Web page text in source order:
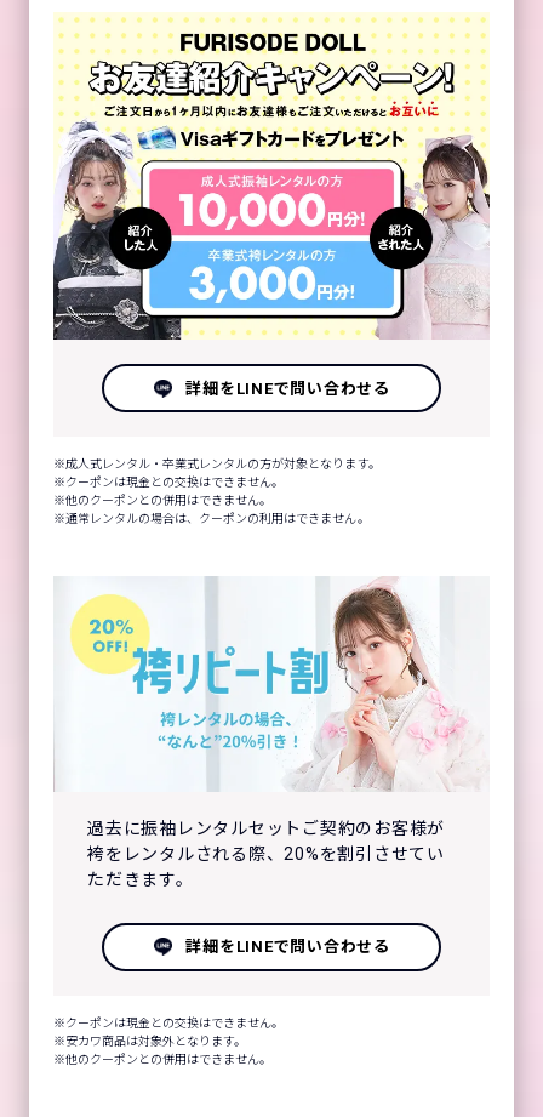
詳細をLINEで問い合わせる
成人式レンタル・卒業式レンタルの方が対象となります。
クーポンは現金との交換はできません。
他のクーポンとの併用はできません。
通常レンタルの場合は、クーポンの利用はできません。
過去に振袖レンタルセットご契約のお客様が
袴をレンタルされる際、20%を割引させてい
ただきます。
詳細をLINEで問い合わせる
クーポンは現金との交換はできません。
安カワ商品は対象外となります。
他のクーポンとの併用はできません。